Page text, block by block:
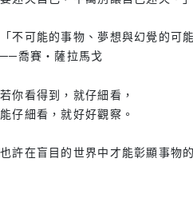
「不可能的事物、夢想與幻覺的可
──喬賽‧薩拉馬戈
若你看得到，就仔細看，
能仔細看，就好好觀察。
也許在盲目的世界中才能彰顯事物